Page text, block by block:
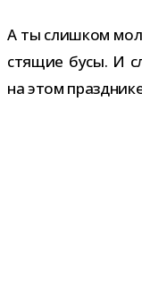
А ты слиш­ком
стя­щие бусы. И
на этом